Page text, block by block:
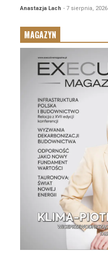
Anastazja Lach - 7 sierpnia, 2026
MAGAZYN